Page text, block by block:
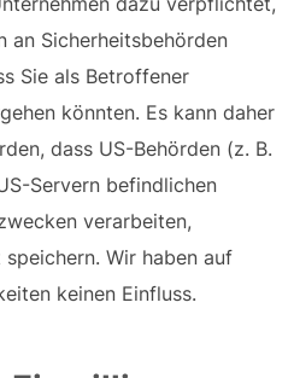
an Sicherheitsbehörden
Sie als Betroffener
könnten. Es kann daher
dass US-Behörden (z. B.
Servern befindlichen
verarbeiten,
Wir haben auf
keinen Einfluss.